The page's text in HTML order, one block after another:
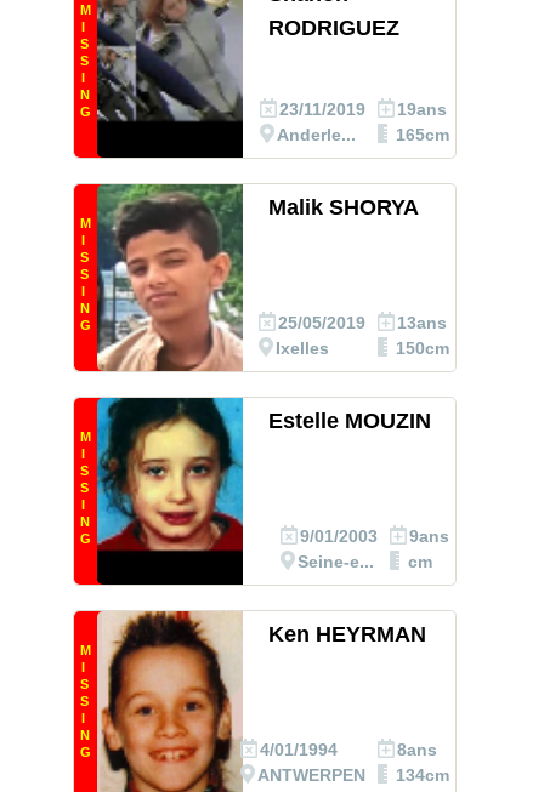
M
I
S
S
I
N
G
RODRIGUEZ
23/11/2019
Anderle...
19ans
165cm
M
I
S
S
I
N
G
Malik SHORYA
25/05/2019
Ixelles
13ans
150cm
M
I
S
S
I
N
G
Estelle MOUZIN
9/01/2003
Seine-e...
9ans
cm
M
I
S
S
I
N
G
Ken HEYRMAN
4/01/1994
ANTWERPEN
8ans
134cm